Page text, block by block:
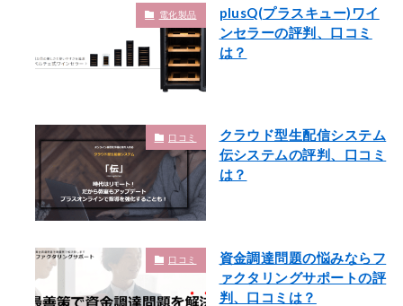
電化製品
plusQ(プラスキュー)ワイ
ンセラーの評判、口コミ
は？
口コミ
クラウド型生配信システム
伝システムの評判、口コミ
は？
口コミ
資金調達問題の悩みならフ
ァクタリングサポートの評
判、口コミは？